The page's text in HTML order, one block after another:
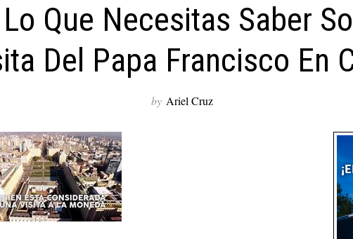
Que Necesitas Saber
Del Papa Francisco En
by Ariel Cruz